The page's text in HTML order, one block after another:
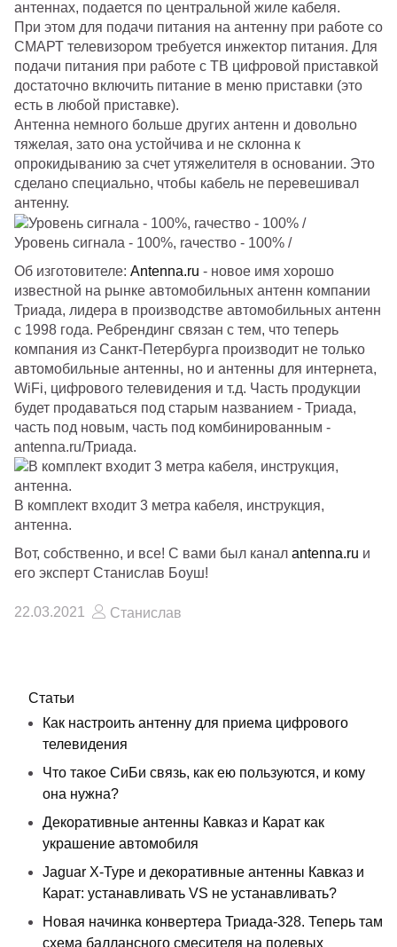
антеннах, подается по центральной жиле кабеля.
При этом для подачи питания на антенну при работе со
СМАРТ телевизором требуется инжектор питания. Для
подачи питания при работе с ТВ цифровой приставкой
достаточно включить питание в меню приставки (это
есть в любой приставке).
Антенна немного больше других антенн и довольно
тяжелая, зато она устойчива и не склонна к
опрокидыванию за счет утяжелителя в основании. Это
сделано специально, чтобы кабель не перевешивал
антенну.
Уровень сигнала - 100%, rачество - 100% /
Об изготовителе: Antenna.ru - новое имя хорошо
известной на рынке автомобильных антенн компании
Триада, лидера в производстве автомобильных антенн
с 1998 года. Ребрендинг связан с тем, что теперь
компания из Санкт-Петербурга производит не только
автомобильные антенны, но и антенны для интернета,
WiFi, цифрового телевидения и т.д. Часть продукции
будет продаваться под старым названием - Триада,
часть под новым, часть под комбинированным -
antenna.ru/Триада.
В комплект входит 3 метра кабеля, инструкция,
антенна.
Вот, собственно, и все! С вами был канал antenna.ru и
его эксперт Станислав Боуш!
22.03.2021 Станислав
Статьи
Как настроить антенну для приема цифрового
телевидения
Что такое СиБи связь, как ею пользуются, и кому
она нужна?
Декоративные антенны Кавказ и Карат как
украшение автомобиля
Jaguar X-Type и декоративные антенны Кавказ и
Карат: устанавливать VS не устанавливать?
Новая начинка конвертера Триада-328. Теперь там
схема баллансного смесителя на полевых